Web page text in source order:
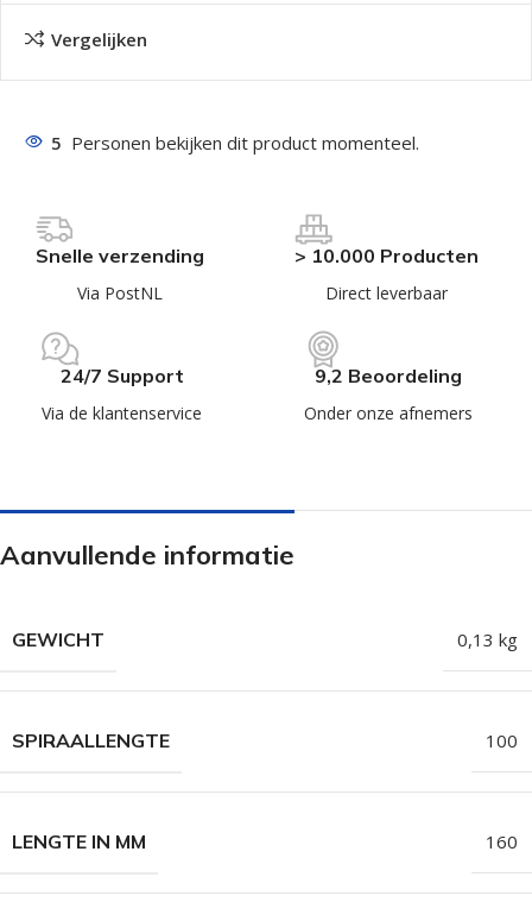
Vergelijken
5 Personen bekijken dit product momenteel.
Snelle verzending
Via PostNL
> 10.000 Producten
Direct leverbaar
24/7 Support
Via de klantenservice
9,2 Beoordeling
Onder onze afnemers
Aanvullende informatie
GEWICHT 0,13 kg
SPIRAALLENGTE 100
LENGTE IN MM 160